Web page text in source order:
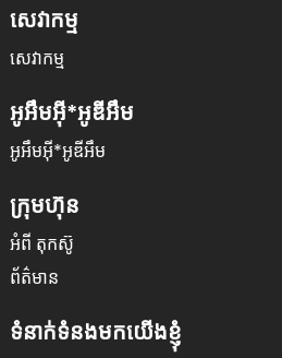
សេវាកម្ម
សេវាកម្ម
អូអឹមអ៊ី*អូឌីអឹម
អូអឹមអ៊ី*អូឌីអឹម
ក្រុមហ៊ុន
អំពី តុកស៊ូ
ព័ត៌មាន
ទំនាក់ទំនងមកយើងខ្ញុំ